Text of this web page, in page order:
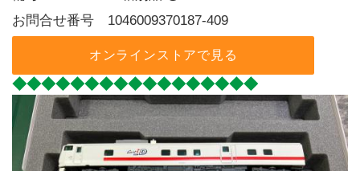
お問合せ番号 1046009370187-409
オンラインストアで見る
◆◆◆◆◆◆◆◆◆◆◆◆◆◆◆◆◆